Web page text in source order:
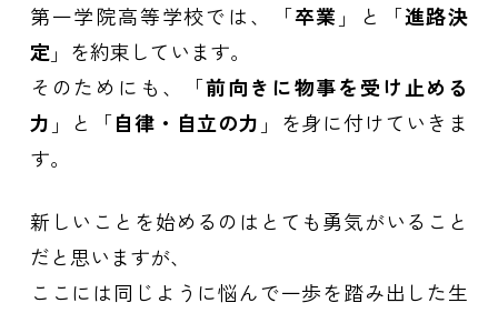
第一学院高等学校では、「卒業 」と「進路決
定」を約束しています。
そのためにも、「前向きに物事を受け止める
力 」と「自律・自立の力 」を身に付けていきま
す。
新しいことを始めるのはとても勇気がいること
だと思いますが、
ここには同じように悩んで一歩を踏み出した生